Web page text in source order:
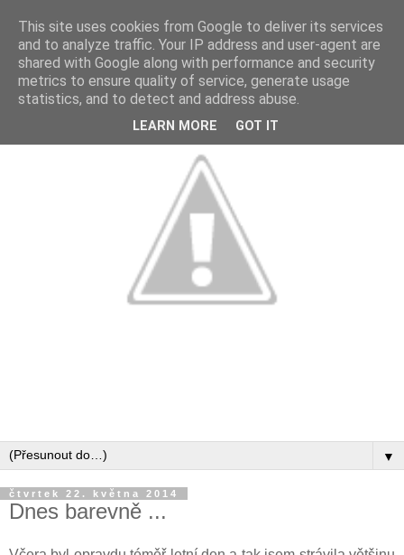
▼
čtvrtek 22. května 2014
Dnes barevně ...
This site uses cookies from Google to deliver its services
and to analyze traffic. Your IP address and user-agent are
shared with Google along with performance and security
metrics to ensure quality of service, generate usage
statistics, and to detect and address abuse.
LEARN MORE GOT IT